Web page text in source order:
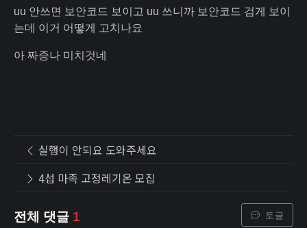
uu 안쓰면 보안코드 보이고 uu 쓰니까 보안코드 검게 보이
는데 이거 어떻게 고치나요
아 짜증나 미치것네
실행이 안되요 도와주세요
4섭 마족 고정레기온 모집
전체 댓글 1 토글